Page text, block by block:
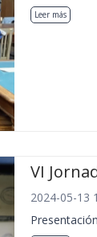
Leer más
VI
2024-05-13